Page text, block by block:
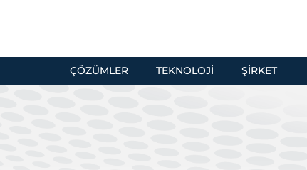
ÇÖZÜMLER TEKNOLOJI ŞIRKET